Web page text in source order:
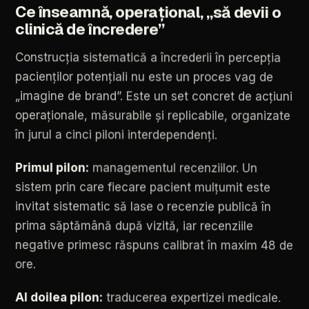
Ceînseamnă,operațional,„să devii o
clinicădeîncredere”
Construcția sistematică a încrederii în percepția
pacienților potențiali nu este un proces vag de
„imagine de brand”. Este un set concret de acțiuni
operaționale, măsurabile și replicabile, organizate
în jurul a cinci piloni interdependenți.
Primul pilon: managementul recenziilor. Un
sistem prin care fiecare pacient mulțumit este
invitat sistematic să lase o recenzie publică în
prima săptămână după vizită, iar recenziile
negative primesc răspuns calibrat în maxim 48 de
ore.
Al doilea pilon: traducerea expertizei medicale.